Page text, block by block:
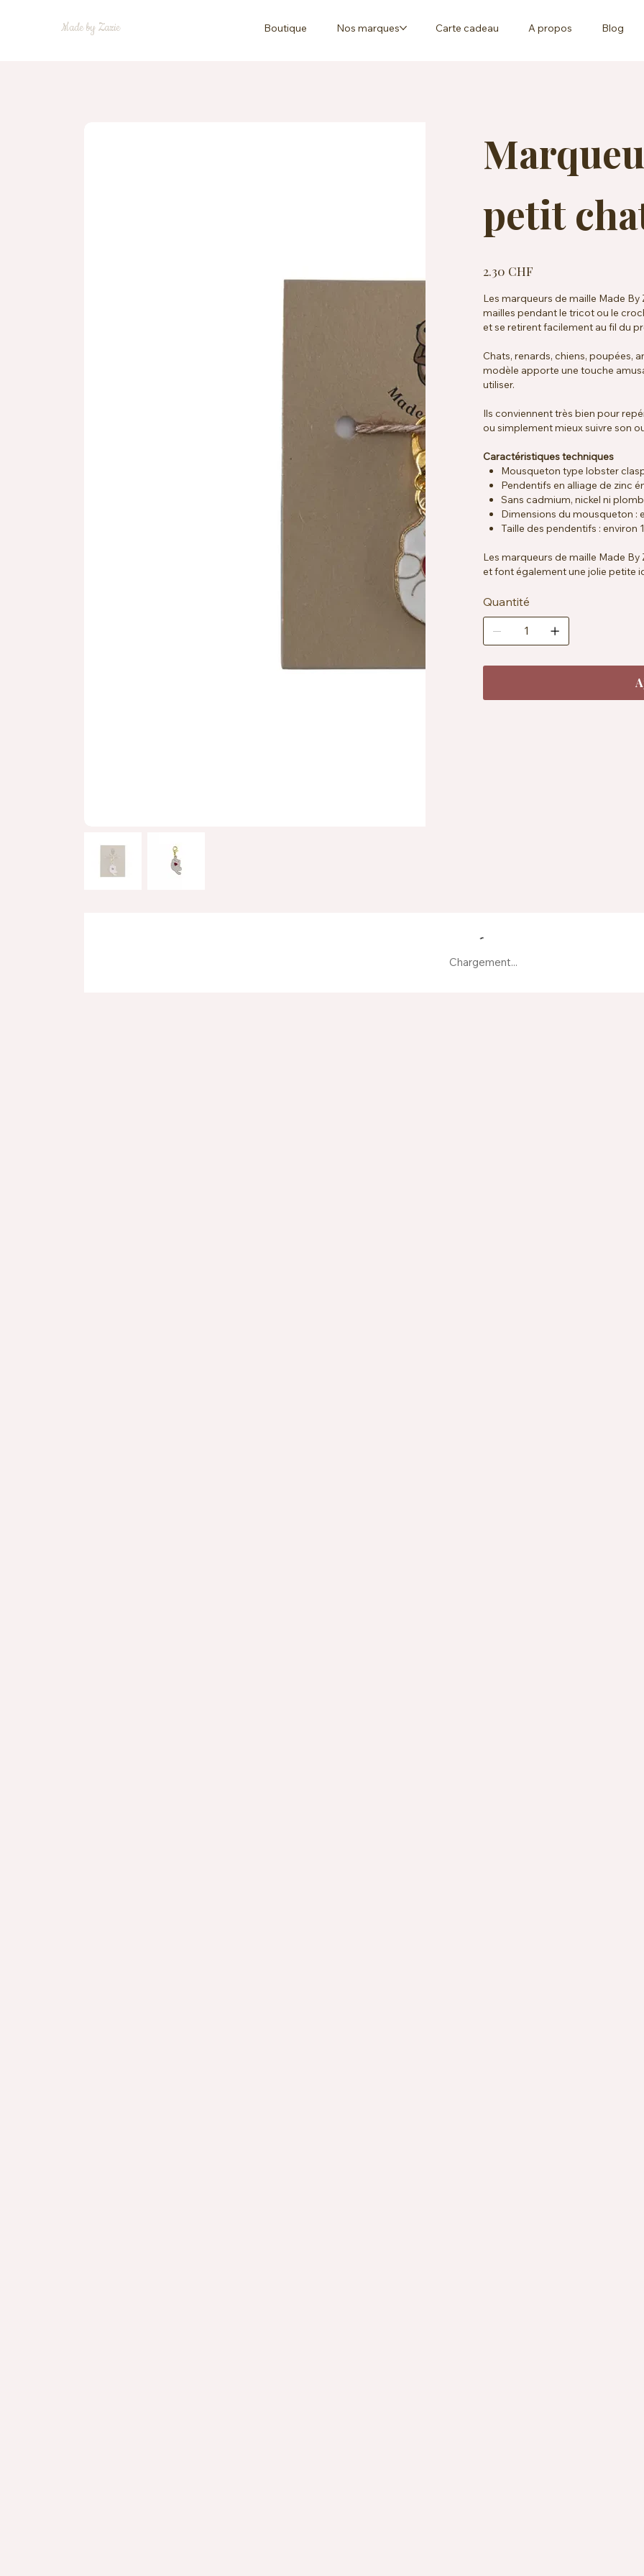
Made by Zazie Boutique Nos marques Carte cadeau A propos Blog
petit
2.30 CHF
Les marqueurs de maille Made
mailles pendant le tricot ou le
et se retirent facilement au fil du
Chats, renards, chiens, poupées,
modèle apporte une touche
utiliser.
Ils conviennent très bien pour
ou simplement mieux suivre son
Caractéristiques techniques
Mousqueton type lobster
Pendentifs en alliage de zinc
Sans cadmium, nickel ni plomb
Dimensions du mousqueton :
Taille des pendentifs : environ
Les marqueurs de maille Made
et font également une jolie petite
Quantité
Chargement...